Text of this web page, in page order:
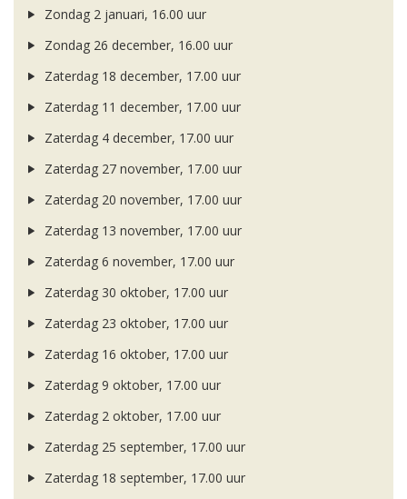
Zondag 2 januari, 16.00 uur
Zondag 26 december, 16.00 uur
Zaterdag 18 december, 17.00 uur
Zaterdag 11 december, 17.00 uur
Zaterdag 4 december, 17.00 uur
Zaterdag 27 november, 17.00 uur
Zaterdag 20 november, 17.00 uur
Zaterdag 13 november, 17.00 uur
Zaterdag 6 november, 17.00 uur
Zaterdag 30 oktober, 17.00 uur
Zaterdag 23 oktober, 17.00 uur
Zaterdag 16 oktober, 17.00 uur
Zaterdag 9 oktober, 17.00 uur
Zaterdag 2 oktober, 17.00 uur
Zaterdag 25 september, 17.00 uur
Zaterdag 18 september, 17.00 uur